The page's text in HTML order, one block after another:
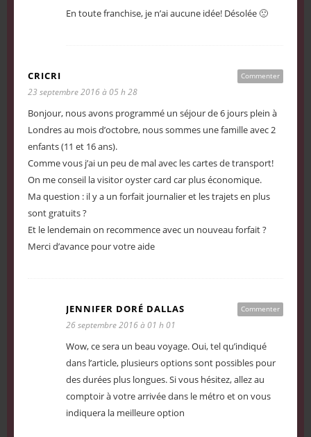
En toute franchise, je n’ai aucune idée! Désolée 🙁
Commenter
CRICRI
23 septembre 2016 à 05 h 28
Bonjour, nous avons programmé un séjour de 6 jours plein à
Londres au mois d’octobre, nous sommes une famille avec 2
enfants (11 et 16 ans).
Comme vous j’ai un peu de mal avec les cartes de transport!
On me conseil la visitor oyster card car plus économique.
Ma question : il y a un forfait journalier et les trajets en plus
sont gratuits ?
Et le lendemain on recommence avec un nouveau forfait ?
Merci d’avance pour votre aide
Commenter
JENNIFER DORÉ DALLAS
26 septembre 2016 à 01 h 01
Wow, ce sera un beau voyage. Oui, tel qu’indiqué
dans l’article, plusieurs options sont possibles pour
des durées plus longues. Si vous hésitez, allez au
comptoir à votre arrivée dans le métro et on vous
indiquera la meilleure option